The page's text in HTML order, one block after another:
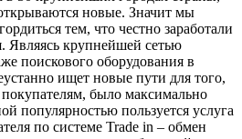
новые. Значит мы
тем, что честно заработали
Являясь крупнейшей сетью
поискового оборудования в
ищет новые пути для того,
было максимально
популярностью пользуется услуга
по системе Trade in – обмен